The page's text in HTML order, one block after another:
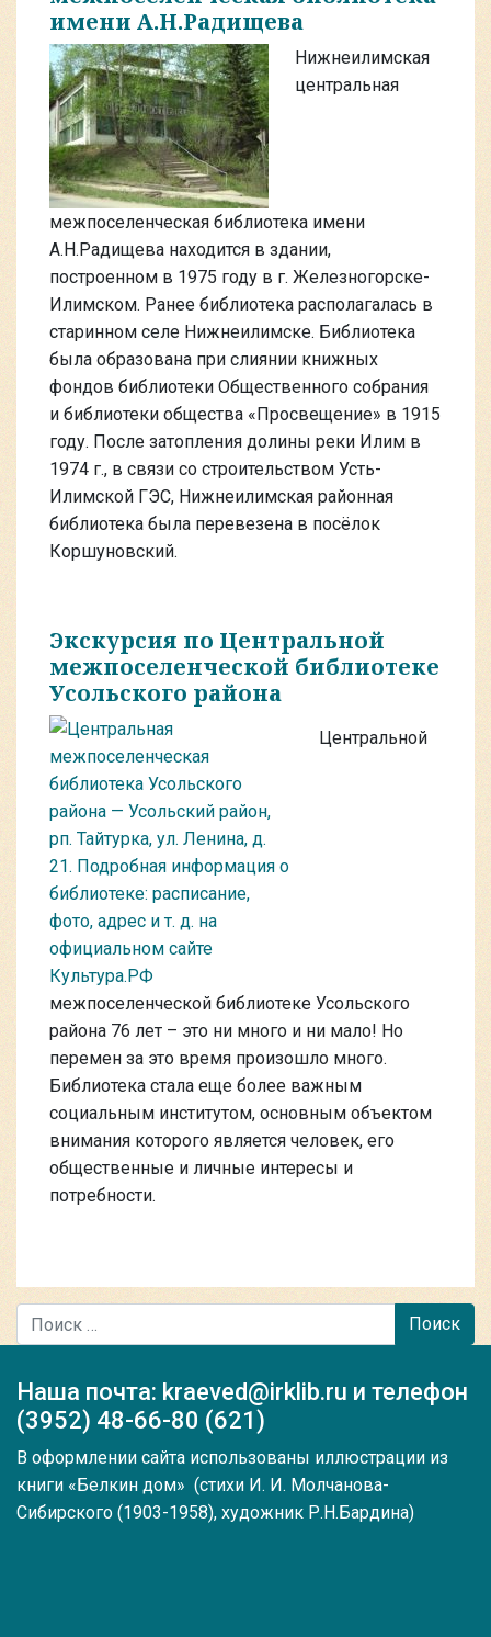
имени А.Н.Радищева
Нижнеилимская
центральная
межпоселенческая библиотека имени
А.Н.Радищева находится в здании,
построенном в 1975 году в г. Железногорске-
Илимском. Ранее библиотека располагалась в
старинном селе Нижнеилимске. Библиотека
была образована при слиянии книжных
фондов библиотеки Общественного собрания
и библиотеки общества «Просвещение» в 1915
году. После затопления долины реки Илим в
1974 г., в связи со строительством Усть-
Илимской ГЭС, Нижнеилимская районная
библиотека была перевезена в посёлок
Коршуновский.
Экскурсия по Центральной
межпоселенческой библиотеке
Усольского района
Центральной
межпоселенческой библиотеке Усольского
района 76 лет – это ни много и ни мало! Но
перемен за это время произошло много.
Библиотека стала еще более важным
социальным институтом, основным объектом
внимания которого является человек, его
общественные и личные интересы и
потребности.
Поиск
Наша почта: kraeved@irklib.ru и телефон
(3952) 48-66-80 (621)
В оформлении сайта использованы иллюстрации из
книги «Белкин дом» (стихи И. И. Молчанова-
Сибирского (1903-1958), художник Р.Н.Бардина)